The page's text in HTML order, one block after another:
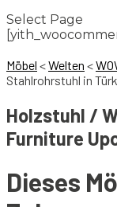
Select Page
Möbel <Welten <
Stahlrohrstuhl in
Holzstuhl /
Furniture
Dieses